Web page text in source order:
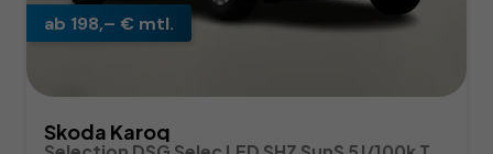
ab 198,– € mtl.
Skoda Karoq